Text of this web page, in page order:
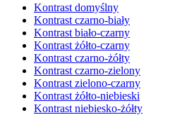
Kontrast domyślny
Kontrast czarno-biały
Kontrast biało-czarny
Kontrast żółto-czarny
Kontrast czarno-żółty
Kontrast czarno-zielony
Kontrast zielono-czarny
Kontrast żółto-niebieski
Kontrast niebiesko-żółty